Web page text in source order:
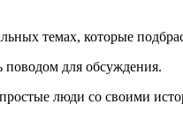
темах, которые
для обсуждения.
люди со своими